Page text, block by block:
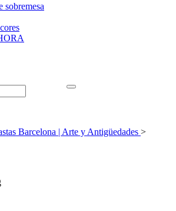
sobremesa
Barcelona | Arte y Antigüedades >